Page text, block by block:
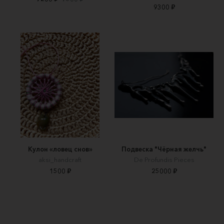
9300 ₽
Кулон «ловец снов»
aksi_handcraft
1500 ₽
Подвеска "Чёрная желчь"
De Profundis Pieces
25000 ₽